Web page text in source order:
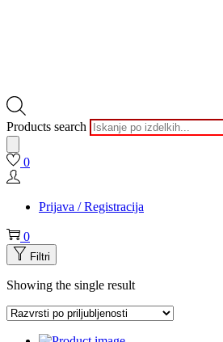
Products search
0
Prijava / Registracija
0
Filtri
Showing the single result